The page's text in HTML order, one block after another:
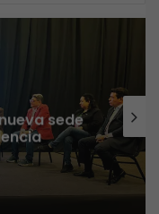
Zambrana
México